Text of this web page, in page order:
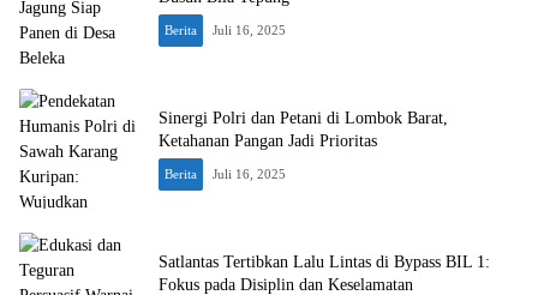
Berita Juli 16, 2025
Sinergi Polri dan Petani di Lombok Barat,
Ketahanan Pangan Jadi Prioritas
Berita Juli 16, 2025
Satlantas Tertibkan Lalu Lintas di Bypass BIL 1:
Fokus pada Disiplin dan Keselamatan